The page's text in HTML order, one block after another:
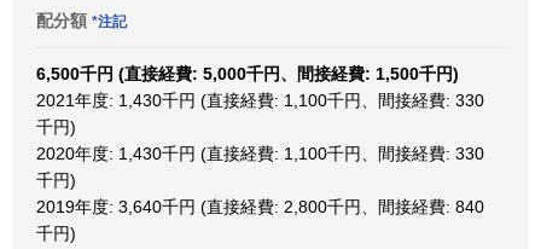
配分額 *注記
6,500千円 (直接経費: 5,000千円、間接経費: 1,500千円)
2021年度: 1,430千円 (直接経費: 1,100千円、間接経費: 330
千円)
2020年度: 1,430千円 (直接経費: 1,100千円、間接経費: 330
千円)
2019年度: 3,640千円 (直接経費: 2,800千円、間接経費: 840
千円)